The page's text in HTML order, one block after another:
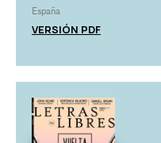
España
VERSIÓN PDF